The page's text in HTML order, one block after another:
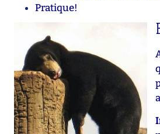
Pratique!